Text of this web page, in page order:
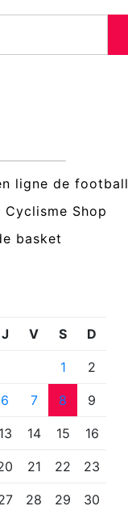
ligne de football
Cyclisme Shop
basket
J V S D
1 2
6 7 8 9
13 14 15 16
21 22 23
28 29 30